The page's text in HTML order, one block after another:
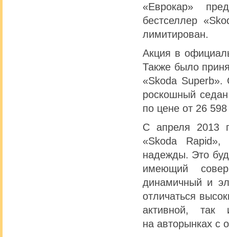
«Еврокар»
бестселлер
лимитирован.
Акция в
Также было
«Skoda Superb».
роскошный
по цене от 26
С апреля 2013
«Skoda
надежды. Это
имеющий
динамичный и
отличаться
активной, так
на авторынках с